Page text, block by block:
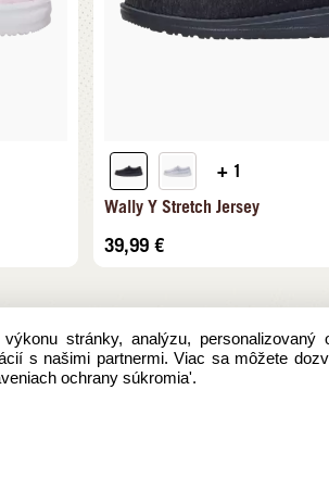
+ 1
Wally Y Stretch Jersey
39,99 €
stránky, analýzu, personalizovaný
s našimi partnermi. Viac sa môžete
ochrany súkromia'.